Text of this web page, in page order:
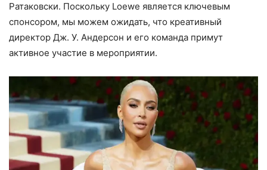
Ратаковски. Поскольку Loewe является ключевым
спонсором, мы можем ожидать, что креативный
директор Дж. У. Андерсон и его команда примут
активное участие в мероприятии.